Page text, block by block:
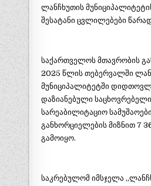
ლანჩხუთის
შესატანი ცვლილებები
საქართველოს მთავრობის
2025 წლის თებერვალში
მუნიციპალიტეტში
დაზიანებული
სარეაბილიტაციო
განხორციელების მიზნით 7
გამოიყო.
საკრებულომ იმსჯელა